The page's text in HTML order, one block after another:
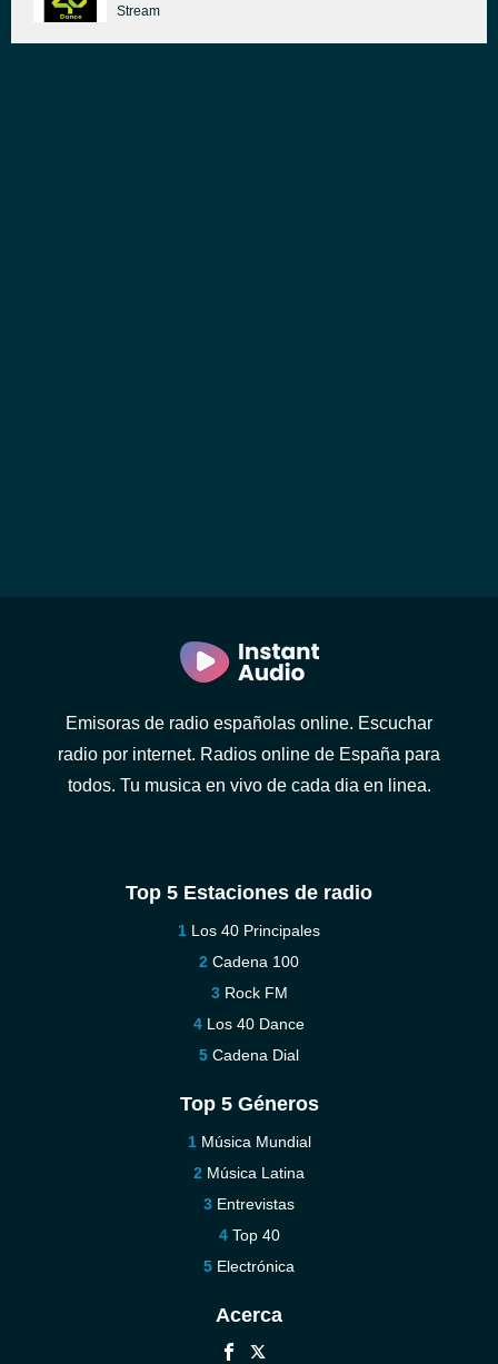
Stream
Emisoras de radio españolas online. Escuchar
radio por internet. Radios online de España para
todos. Tu musica en vivo de cada dia en linea.
Top 5 Estaciones de radio
Los 40 Principales
Cadena 100
Rock FM
Los 40 Dance
Cadena Dial
Top 5 Géneros
Música Mundial
Música Latina
Entrevistas
Top 40
Electrónica
Acerca